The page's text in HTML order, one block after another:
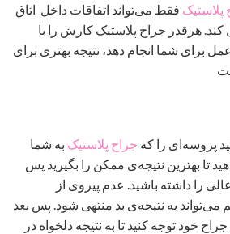
پلاستیک فقط می‌تواند اتفاقات داخل اتاق
هرقدر جراح پلاستیک کارش را با
برای شما انجام دهد، نتیجه بهتری برای
پروسه‌ای را که جراح پلاستیک به شما
تا بهترین نتیجه‌ی ممکن را بگیرید پس
را داشته باشید. عدم پیروی از
به نتیجه‌ی بد منتهی شود. پس بعد
خود توجه کنید تا به نتیجه دلخواه در